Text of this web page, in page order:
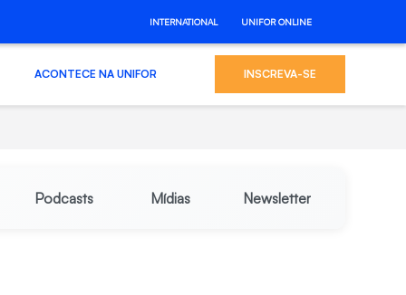
INTERNATIONAL UNIFOR ONLINE
ACONTECE NA UNIFOR INSCREVA-SE
Podcasts Mídias Newsletter